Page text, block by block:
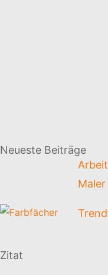
Neueste Beiträge
Zitat